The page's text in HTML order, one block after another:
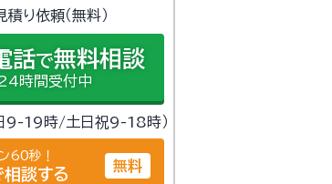
り依頼（無料）
話で無料相談
時間受付中
9-19時/土日祝9-18時）
60秒！
談する 無料